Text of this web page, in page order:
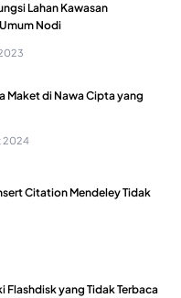
Lahan Kawasan
Nodi
Maket di Nawa Cipta yang
2024
Citation Mendeley Tidak
Flashdisk yang Tidak Terbaca